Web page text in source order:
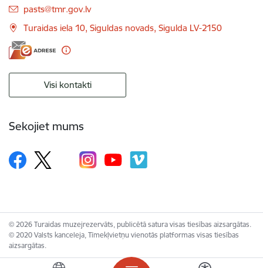
E-pasts:
pasts@tmr.gov.lv
Turaidas iela 10, Siguldas novads, Sigulda LV-2150
Visi kontakti
Sekojiet mums
© 2026 Turaidas muzejrezervāts, publicētā satura visas tiesības aizsargātas.
© 2020 Valsts kanceleja, Tīmekļvietņu vienotās platformas visas tiesības
aizsargātas.